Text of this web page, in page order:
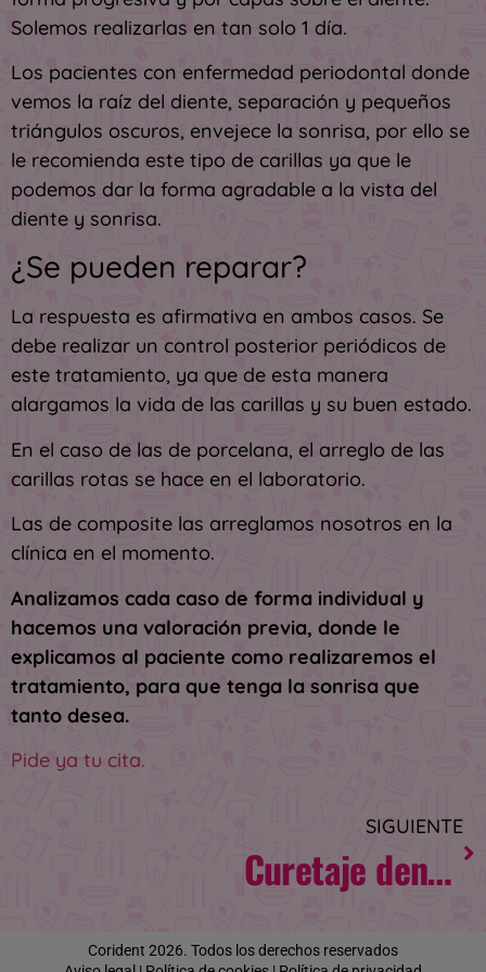
Solemos realizarlas en tan solo 1 día.
Los pacientes con enfermedad periodontal donde
vemos la raíz del diente, separación y pequeños
triángulos oscuros, envejece la sonrisa, por ello se
le recomienda este tipo de carillas ya que le
podemos dar la forma agradable a la vista del
diente y sonrisa.
¿Se pueden reparar?
La respuesta es afirmativa en ambos casos. Se
debe realizar un control posterior periódicos de
este tratamiento, ya que de esta manera
alargamos la vida de las carillas y su buen estado.
En el caso de las de porcelana, el arreglo de las
carillas rotas se hace en el laboratorio.
Las de composite las arreglamos nosotros en la
clínica en el momento.
Analizamos cada caso de forma individual y
hacemos una valoración previa, donde le
explicamos al paciente como realizaremos el
tratamiento, para que tenga la sonrisa que
tanto desea.
Pide ya tu cita.
SIGUIENTE
Curetaje dental: ¿qué es? ¿Para qué sirve? ¿Es doloroso?
Corident 2026. Todos los derechos reservados